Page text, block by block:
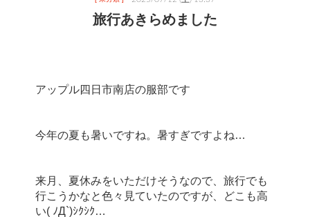
旅行あきらめました
アップル四日市南店の服部です
今年の夏も暑いですね。暑すぎですよね…
来月、夏休みをいただけそうなので、旅行でも
行こうかなと色々見ていたのですが、どこも高
い( ﾉД`)ｼｸｼｸ…